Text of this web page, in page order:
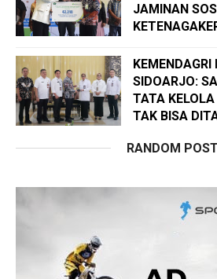
JAMINAN
KEMENDAGRI
SIDOARJO:
TATA
TAK BISA
RANDOM